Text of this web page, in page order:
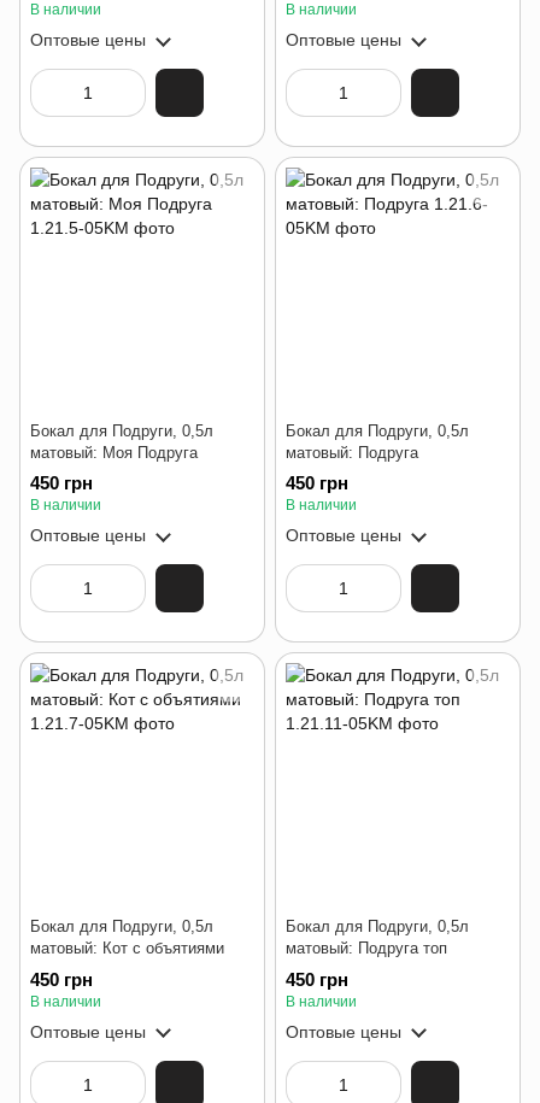
В наличии
Оптовые цены
В наличии
Оптовые цены
Бокал для Подруги, 0,5л
матовый: Моя Подруга
450 грн
В наличии
Оптовые цены
Бокал для Подруги, 0,5л
матовый: Подруга
450 грн
В наличии
Оптовые цены
Бокал для Подруги, 0,5л
матовый: Кот с объятиями
450 грн
В наличии
Оптовые цены
Бокал для Подруги, 0,5л
матовый: Подруга топ
450 грн
В наличии
Оптовые цены